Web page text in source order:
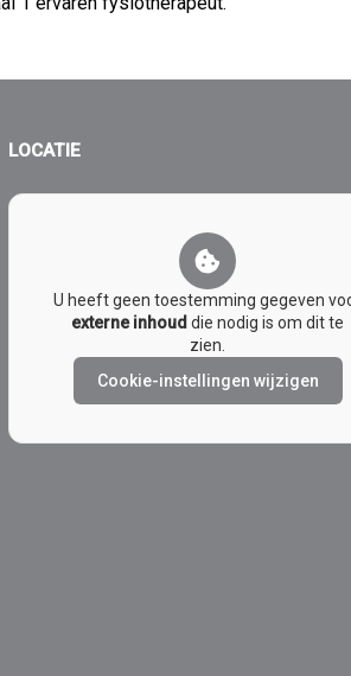
LOCATIE
U heeft geen toestemming gegeven
externe inhoud die nodig is om dit te
zien.
Cookie-instellingen wijzigen